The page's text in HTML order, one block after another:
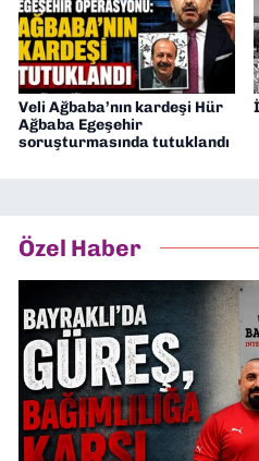
Veli Ağbaba’nın kardeşi Hür
Ağbaba Egeşehir
soruşturmasında tutuklandı
Özel Haber